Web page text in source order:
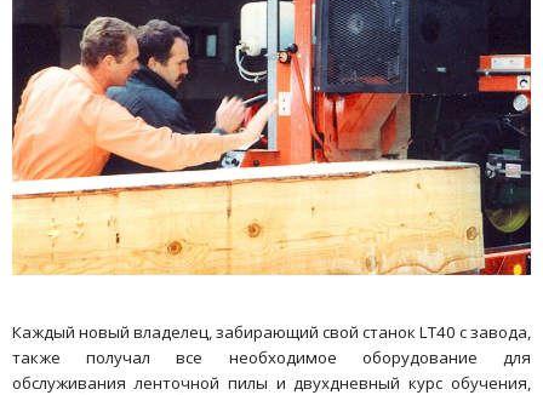
Каждый новый владелец, забирающий свой станок LT40 с завода,
также получал все необходимое оборудование для
обслуживания ленточной пилы и двухдневный курс обучения,